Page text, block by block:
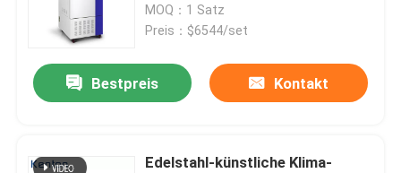
SUS304
MOQ：1 Satz
Preis：$6544/set
Bestpreis Kontakt
Edelstahl-künstliche Klima-